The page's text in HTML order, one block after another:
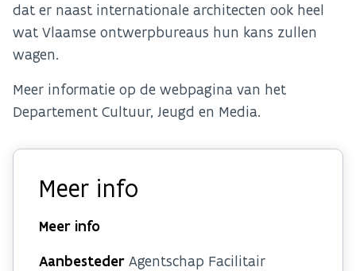
dat er naast internationale architecten ook heel
wat Vlaamse ontwerpbureaus hun kans zullen
wagen.
Meer informatie op de webpagina van het
Departement Cultuur, Jeugd en Media.
Meer info
Meer info
Aanbesteder Agentschap Facilitair